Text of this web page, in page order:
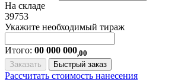
На складе
39753
Укажите необходимый тираж
Итого: 00 000 000,00
Заказать
Быстрый заказ
Рассчитать стоимость нанесения